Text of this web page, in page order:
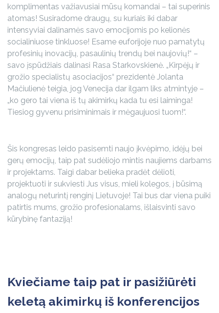
komplimentas važiavusiai mūsų komandai – tai superinis
atomas! Susiradome draugų, su kuriais iki dabar
intensyviai dalinamės savo emocijomis po kelionės
socialiniuose tinkluose! Esame euforijoje nuo pamatytų
profesinių inovacijų, pasaulinių trendų bei naujovių!“ –
savo įspūdžiais dalinasi Rasa Starkovskienė. „Kirpėjų ir
grožio specialistų asociacijos“ prezidentė Jolanta
Mačiulienė teigia, jog Venecija dar ilgam liks atmintyje –
„ko gero tai viena iš tų akimirkų kada tu esi laiminga!
Tiesiog gyvenu prisiminimais ir mėgaujuosi tuom!“.
Šis kongresas leido pasisemti naujo įkvėpimo, idėjų bei
gerų emocijų, taip pat sudėliojo mintis naujiems darbams
ir projektams. Taigi dabar belieka pradėt dėlioti,
projektuoti ir sukviesti Jus visus, mieli kolegos, į būsimą
analogų neturintį renginį Lietuvoje! Tai bus dar viena puiki
patirtis mums, grožio profesionalams, išlaisvinti savo
kūrybinę fantaziją!
Kviečiame taip pat ir pasižiūrėti
keletą akimirkų iš konferencijos